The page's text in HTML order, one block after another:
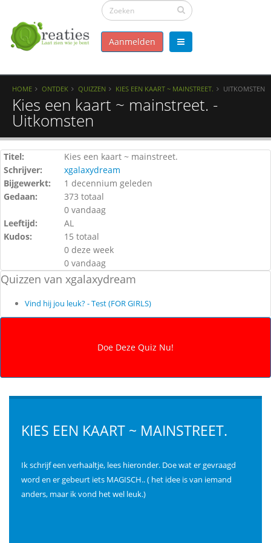
Aanmelden
HOME ONTDEK QUIZZEN KIES EEN KAART ~ MAINSTREET. UITKOMSTEN
Kies een kaart ~ mainstreet. -
Uitkomsten
Titel:
Kies een kaart ~ mainstreet.
Schrijver:
xgalaxydream
Bijgewerkt:
1 decennium geleden
Gedaan:
373 totaal
0 vandaag
Leeftijd:
AL
Kudos:
15 totaal
0 deze week
0 vandaag
Quizzen van xgalaxydream
Vind hij jou leuk? - Test (FOR GIRLS)
KIES EEN KAART ~ MAINSTREET.
Ik schrijf een verhaaltje, lees hieronder. Doe wat er gevraagd
word en er gebeurt iets MAGISCH.. ( het idee is van iemand
anders, maar ik vond het wel leuk.)